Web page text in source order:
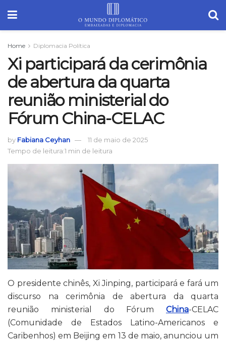
Home Diplomacia Política
Xi participará da cerimônia
de abertura da quarta
reunião ministerial do
Fórum China-CELAC
by Fabiana Ceyhan
11 de maio de 2025
Tempo de leitura:1 min de leitura
O presidente chinês, Xi Jinping, participará e fará um
discurso na cerimônia de abertura da quarta
reunião ministerial do Fórum China-CELAC
(Comunidade de Estados Latino-Americanos e
Caribenhos) em Beijing em 13 de maio, anunciou um